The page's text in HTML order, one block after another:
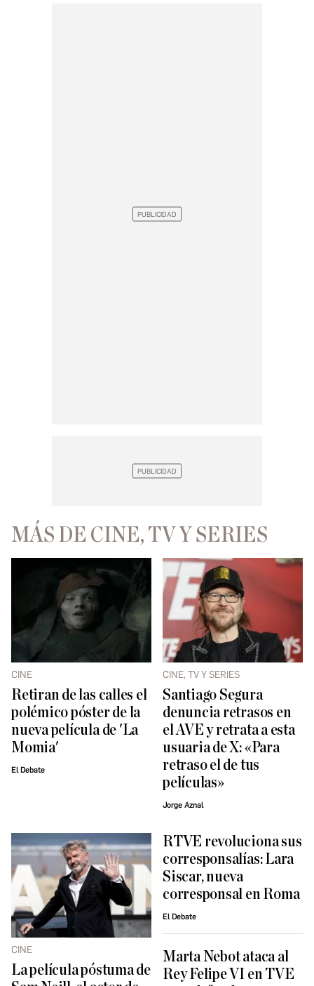
MÁS DE CINE, TV Y SERIES
CINE
Retiran de las calles el
polémico póster de la
nueva película de 'La
Momia'
El Debate
CINE, TV Y SERIES
Santiago Segura
denuncia retrasos en
el AVE y retrata a esta
usuaria de X: «Para
retraso el de tus
películas»
Jorge Aznal
CINE
La película póstuma de
RTVE revoluciona sus
corresponsalías: Lara
Siscar, nueva
corresponsal en Roma
El Debate
Marta Nebot ataca al
Rey Felipe VI en TVE